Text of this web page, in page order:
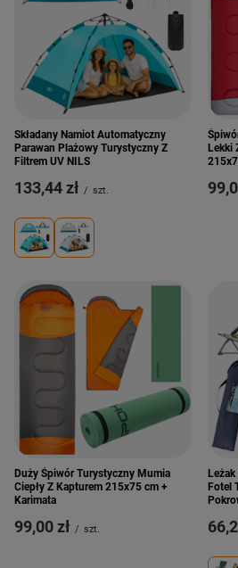
Składany Namiot Automatyczny
Parawan Plażowy Turystyczny Z
Filtrem UV NILS
133,44 zł / szt.
Lekki
Duży Śpiwór Turystyczny Mumia
Ciepły Z Kapturem 215x75 cm +
Karimata
99,00 zł / szt.
Fotel